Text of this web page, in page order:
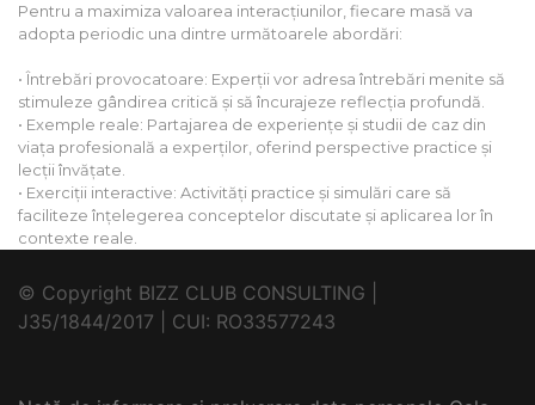
Pentru a maximiza valoarea interacțiunilor, fiecare masă va
adopta periodic una dintre următoarele abordări:
• Întrebări provocatoare: Experții vor adresa întrebări menite să
stimuleze gândirea critică și să încurajeze reflecția profundă.
• Exemple reale: Partajarea de experiențe și studii de caz din
viața profesională a experților, oferind perspective practice și
lecții învățate.
• Exerciții interactive: Activități practice și simulări care să
faciliteze înțelegerea conceptelor discutate și aplicarea lor în
contexte reale.
© Copyright BIZZ CLUB CONSULTING |
J35/1844/2017 | CUI: RO33577243